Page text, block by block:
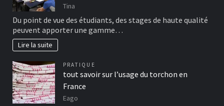
Tina
Du point de vue des étudiants, des stages de haute qualité
peuvent apporter une gamme…
Lire la suite
PRATIQUE
tout savoir sur l’usage du torchon en
France
Eago